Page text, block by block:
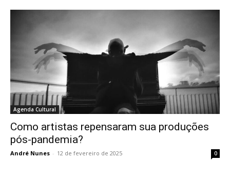
Agenda Cultural
Como artistas repensaram sua produções
pós-pandemia?
André Nunes - 12 de fevereiro de 2025 0